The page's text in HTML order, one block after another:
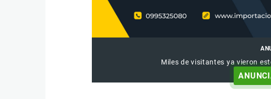
Miles de visitantes ya vieron